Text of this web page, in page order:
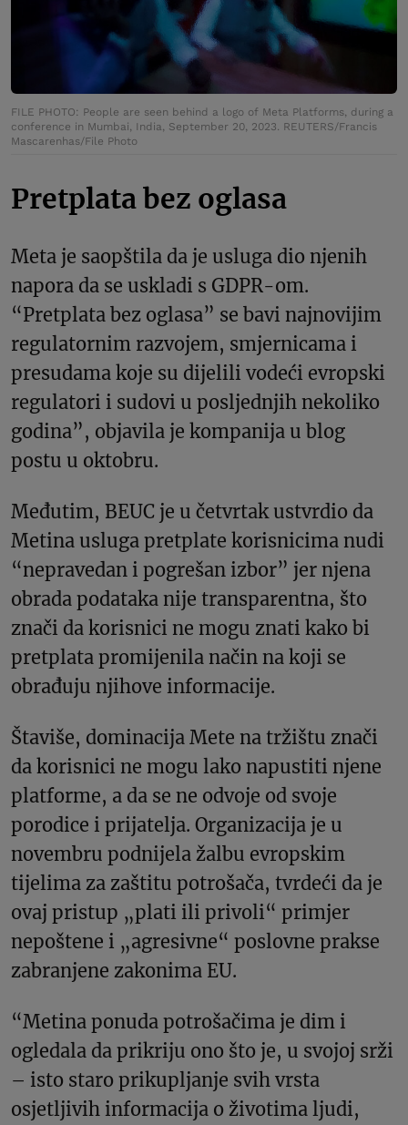
FILE PHOTO: People are seen behind a logo of Meta Platforms, during a
conference in Mumbai, India, September 20, 2023. REUTERS/Francis
Mascarenhas/File Photo
Pretplata bez oglasa
Meta je saopštila da je usluga dio njenih
napora da se uskladi s GDPR-om.
“Pretplata bez oglasa” se bavi najnovijim
regulatornim razvojem, smjernicama i
presudama koje su dijelili vodeći evropski
regulatori i sudovi u posljednjih nekoliko
godina”, objavila je kompanija u blog
postu u oktobru.
Međutim, BEUC je u četvrtak ustvrdio da
Metina usluga pretplate korisnicima nudi
“nepravedan i pogrešan izbor” jer njena
obrada podataka nije transparentna, što
znači da korisnici ne mogu znati kako bi
pretplata promijenila način na koji se
obrađuju njihove informacije.
Štaviše, dominacija Mete na tržištu znači
da korisnici ne mogu lako napustiti njene
platforme, a da se ne odvoje od svoje
porodice i prijatelja. Organizacija je u
novembru podnijela žalbu evropskim
tijelima za zaštitu potrošača, tvrdeći da je
ovaj pristup „plati ili privoli“ primjer
nepoštene i „agresivne“ poslovne prakse
zabranjene zakonima EU.
“Metina ponuda potrošačima je dim i
ogledala da prikriju ono što je, u svojoj srži
– isto staro prikupljanje svih vrsta
osjetljivih informacija o životima ljudi,